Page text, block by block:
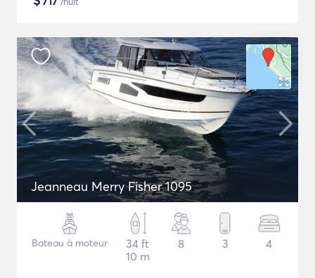
Jeanneau Merry Fisher 1095
Bateau à moteur
34 ft
10 m
8 3 4